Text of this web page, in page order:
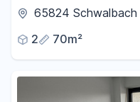
und optionaler Garage
65824 Schwalbach
2
70m²